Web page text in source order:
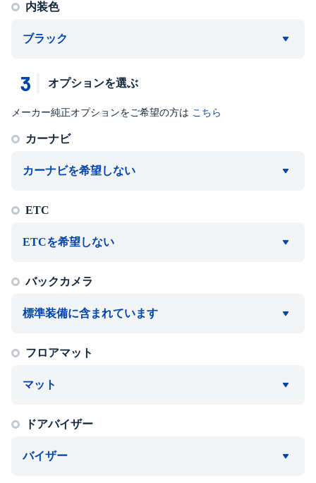
内装色
ブラック
3 オプションを選ぶ
メーカー純正オプションをご希望の方は こちら
カーナビ
カーナビを希望しない
ETC
ETCを希望しない
バックカメラ
標準装備に含まれています
フロアマット
マット
ドアバイザー
バイザー